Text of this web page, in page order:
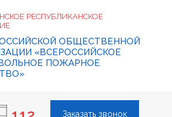
РЕСПУБЛИКАНСКОЕ
ОБЩЕСТВЕННОЙ
«ВСЕРОССИЙСКОЕ
ПОЖАРНОЕ
Заказать звонок